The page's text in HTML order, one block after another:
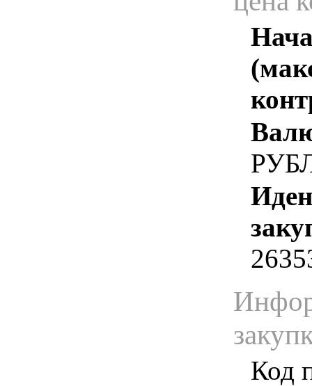
Код